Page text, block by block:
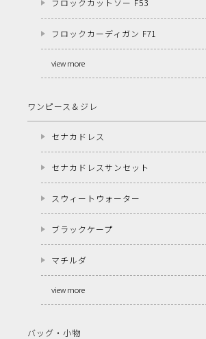
フロックカーディガン F71
view more
ワンピース＆ジレ
セナカドレス
セナカドレスサンセット
スウィートウォーター
ブラックケープ
マチルダ
view more
バッグ・小物